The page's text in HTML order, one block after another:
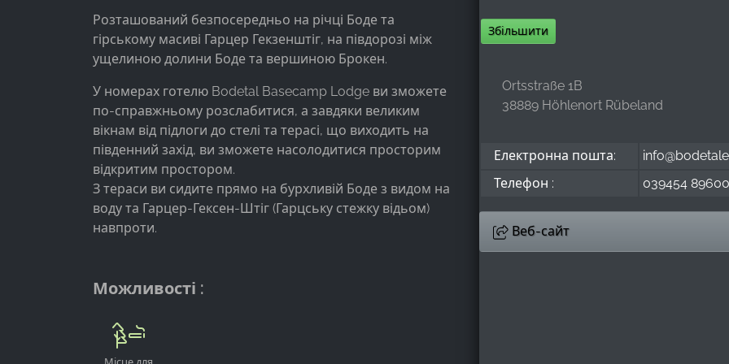
Розташований безпосередньо на річці Боде та
гірському масиві Гарцер Гекзенштіг, на півдорозі між
ущелиною долини Боде та вершиною Брокен.
У номерах готелю Bodetal Basecamp Lodge ви зможете
по-справжньому розслабитися, а завдяки великим
вікнам від підлоги до стелі та терасі, що виходить на
південний захід, ви зможете насолодитися просторим
відкритим простором.
З тераси ви сидите прямо на бурхливій Боде з видом на
воду та Гарцер-Гексен-Штіг (Гарцську стежку відьом)
навпроти.
Можливості :
Збільшити
Ortsstraße 1B
38889 Höhlenort Rübeland
Електронна пошта:
Телефон :
039454 89600
Веб-сайт
Provider:
Facebook Ireland Ltd.
Purpose:
маркетинг
Cookie
duration:
3 місяці - 1 рік
СТАТИСТИКА
зрозуміти, як наші відвідувачі використовують
Google Analytics